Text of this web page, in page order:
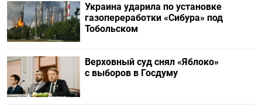
Украина ударила по установке
газопереработки «Сибура» под
Тобольском
Верховный суд снял «Яблоко»
с выборов в Госдуму